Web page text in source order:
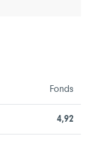
Fonds
4,92